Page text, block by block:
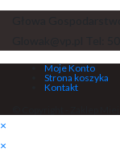
Moje Konto
Strona koszyka
Kontakt
×
×